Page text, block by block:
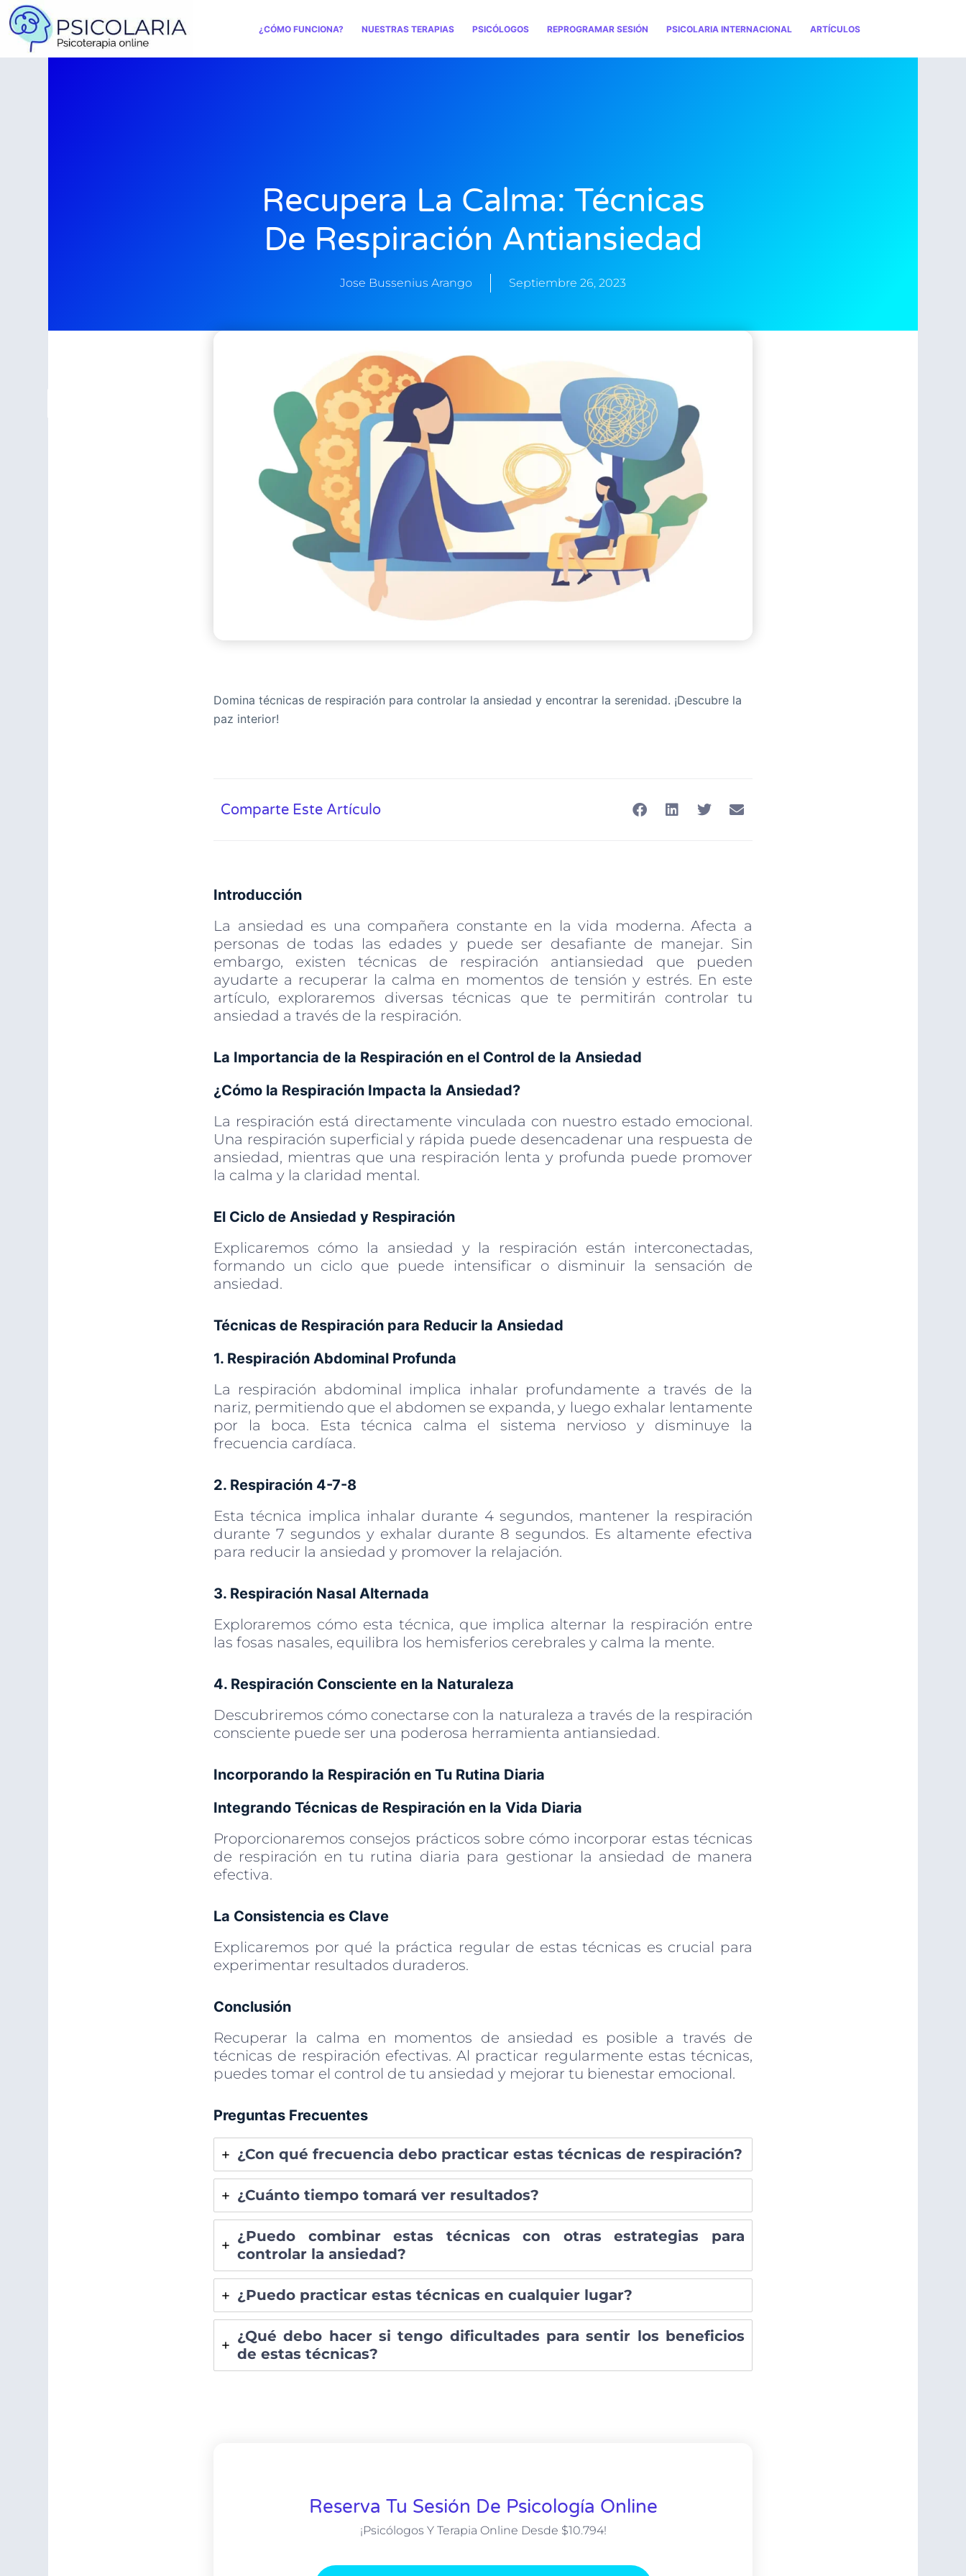
¿CÓMO FUNCIONA? NUESTRAS TERAPIAS PSICÓLOGOS REPROGRAMAR SESIÓN PSICOLARIA INTERNACIONAL ARTÍCULOS
Recupera La Calma: Técnicas
De Respiración Antiansiedad
Jose Bussenius Arango Septiembre 26, 2023
Domina técnicas de respiración para controlar la ansiedad y encontrar la serenidad. ¡Descubre la
paz interior!
Comparte Este Artículo
Introducción
La ansiedad es una compañera constante en la vida moderna. Afecta a
personas de todas las edades y puede ser desafiante de manejar. Sin
embargo, existen técnicas de respiración antiansiedad que pueden
ayudarte a recuperar la calma en momentos de tensión y estrés. En este
artículo, exploraremos diversas técnicas que te permitirán controlar tu
ansiedad a través de la respiración.
La Importancia de la Respiración en el Control de la Ansiedad
¿Cómo la Respiración Impacta la Ansiedad?
La respiración está directamente vinculada con nuestro estado emocional.
Una respiración superficial y rápida puede desencadenar una respuesta de
ansiedad, mientras que una respiración lenta y profunda puede promover
la calma y la claridad mental.
El Ciclo de Ansiedad y Respiración
Explicaremos cómo la ansiedad y la respiración están interconectadas,
formando un ciclo que puede intensificar o disminuir la sensación de
ansiedad.
Técnicas de Respiración para Reducir la Ansiedad
1. Respiración Abdominal Profunda
La respiración abdominal implica inhalar profundamente a través de la
nariz, permitiendo que el abdomen se expanda, y luego exhalar lentamente
por la boca. Esta técnica calma el sistema nervioso y disminuye la
frecuencia cardíaca.
2. Respiración 4-7-8
Esta técnica implica inhalar durante 4 segundos, mantener la respiración
durante 7 segundos y exhalar durante 8 segundos. Es altamente efectiva
para reducir la ansiedad y promover la relajación.
3. Respiración Nasal Alternada
Exploraremos cómo esta técnica, que implica alternar la respiración entre
las fosas nasales, equilibra los hemisferios cerebrales y calma la mente.
4. Respiración Consciente en la Naturaleza
Descubriremos cómo conectarse con la naturaleza a través de la respiración
consciente puede ser una poderosa herramienta antiansiedad.
Incorporando la Respiración en Tu Rutina Diaria
Integrando Técnicas de Respiración en la Vida Diaria
Proporcionaremos consejos prácticos sobre cómo incorporar estas técnicas
de respiración en tu rutina diaria para gestionar la ansiedad de manera
efectiva.
La Consistencia es Clave
Explicaremos por qué la práctica regular de estas técnicas es crucial para
experimentar resultados duraderos.
Conclusión
Recuperar la calma en momentos de ansiedad es posible a través de
técnicas de respiración efectivas. Al practicar regularmente estas técnicas,
puedes tomar el control de tu ansiedad y mejorar tu bienestar emocional.
Preguntas Frecuentes
¿Con qué frecuencia debo practicar estas técnicas de respiración?
¿Cuánto tiempo tomará ver resultados?
¿Puedo combinar estas técnicas con otras estrategias para
controlar la ansiedad?
¿Puedo practicar estas técnicas en cualquier lugar?
¿Qué debo hacer si tengo dificultades para sentir los beneficios
de estas técnicas?
Reserva Tu Sesión De Psicología Online
¡Psicólogos Y Terapia Online Desde $10.794!